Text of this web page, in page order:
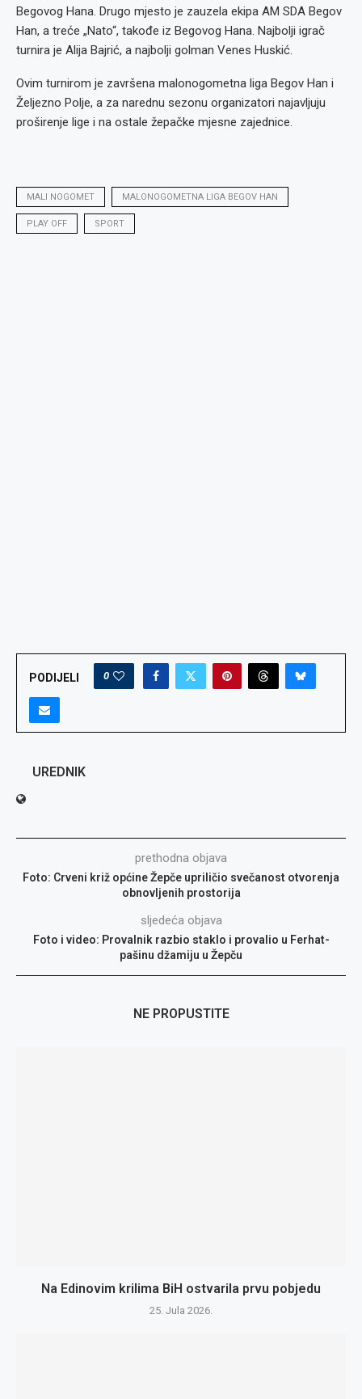
Begovog Hana. Drugo mjesto je zauzela ekipa AM SDA Begov
Han, a treće „Nato“, takođe iz Begovog Hana. Najbolji igrač
turnira je Alija Bajrić, a najbolji golman Venes Huskić.
Ovim turnirom je završena malonogometna liga Begov Han i
Željezno Polje, a za narednu sezonu organizatori najavljuju
proširenje lige i na ostale žepačke mjesne zajednice.
MALI NOGOMET MALONOGOMETNA LIGA BEGOV HAN
PLAY OFF SPORT
PODIJELI 0
UREDNIK
prethodna objava
Foto: Crveni križ općine Žepče upriličio svečanost otvorenja
obnovljenih prostorija
sljedeća objava
Foto i video: Provalnik razbio staklo i provalio u Ferhat-
pašinu džamiju u Žepču
NE PROPUSTITE
Na Edinovim krilima BiH ostvarila prvu pobjedu
25. Jula 2026.